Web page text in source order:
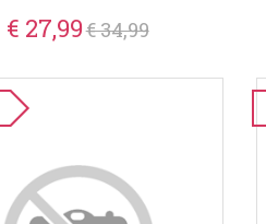
€ 27,99€ 34,99